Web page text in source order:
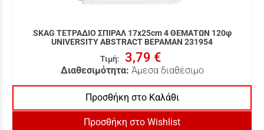
SKAG ΤΕΤΡΑΔΙΟ ΣΠΙΡΑΛ 17x25cm 4 ΘΕΜΑΤΩΝ 120φ
UNIVERSITY ABSTRACT ΒΕΡΑΜΑΝ 231954
Τιμή: 3,79 €
Διαθεσιμότητα: Άμεσα διαθέσιμο
Προσθήκη στο Καλάθι
Προσθήκη στο Wishlist